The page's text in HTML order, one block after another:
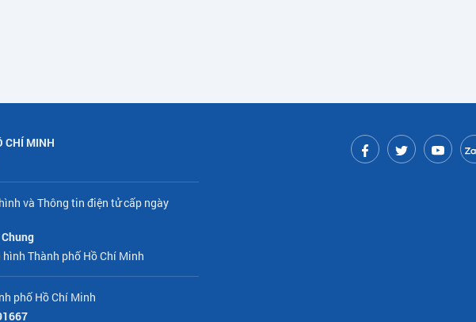
CHÍ MINH
và Thông tin điện tử cấp ngày
Thành phố Hồ Chí Minh
phố Hồ Chí Minh